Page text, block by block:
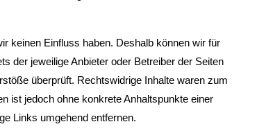
keinen Einfluss haben. Deshalb können wir für
der jeweilige Anbieter oder Betreiber der Seiten
überprüft. Rechtswidrige Inhalte waren zum
ist jedoch ohne konkrete Anhaltspunkte einer
Links umgehend entfernen.